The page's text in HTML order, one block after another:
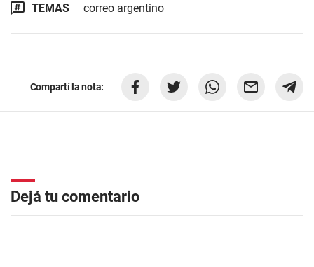
TEMAS correo argentino
Compartí la nota:
Dejá tu comentario